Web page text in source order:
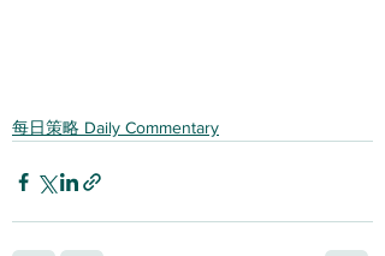
每日策略 Daily Commentary